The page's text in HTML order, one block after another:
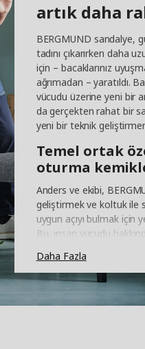
artık daha
BERGMUND sandalye,
tadını çıkarırken daha
için – bacaklarınız
ağrımadan – yaratıldı.
vücudu üzerine yeni bir
da gerçekten rahat bir
yeni bir teknik
Temel ortak
oturma
Anders ve ekibi,
geliştirmek ve koltuk ile
uygun açıyı bulmak için
Bu, insan vücudu
kemiklerinin aslında çok
1,85 metre boyunda
bakılmaksızın bu
çanak şeklindeki
Daha Fazla